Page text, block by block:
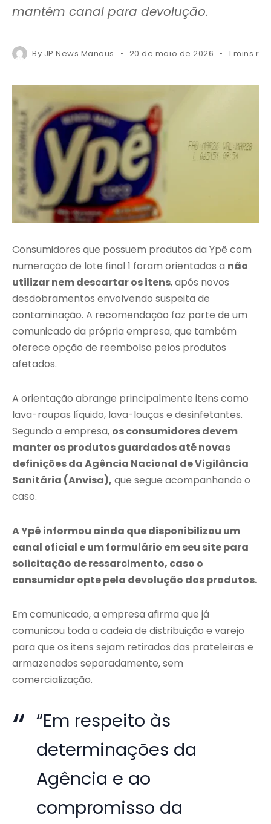
mantém canal para devolução.
By JP News Manaus 20 de maio de 2026 1 mins
Consumidores que possuem produtos da Ypê com
numeração de lote final 1 foram orientados a não
utilizar nem descartar os itens, após novos
desdobramentos envolvendo suspeita de
contaminação. A recomendação faz parte de um
comunicado da própria empresa, que também
oferece opção de reembolso pelos produtos
afetados.
A orientação abrange principalmente itens como
lava-roupas líquido, lava-louças e desinfetantes.
Segundo a empresa, os consumidores devem
manter os produtos guardados até novas
definições da Agência Nacional de Vigilância
Sanitária (Anvisa), que segue acompanhando o
caso.
A Ypê informou ainda que disponibilizou um
canal oficial e um formulário em seu site para
solicitação de ressarcimento, caso o
consumidor opte pela devolução dos produtos.
Em comunicado, a empresa afirma que já
comunicou toda a cadeia de distribuição e varejo
para que os itens sejam retirados das prateleiras e
armazenados separadamente, sem
comercialização.
“Em respeito às
determinações da
Agência e ao
compromisso da